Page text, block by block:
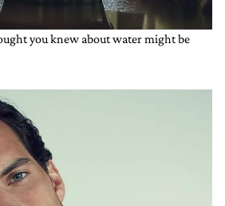
COMPARTIR
MARCAR
COMO
INAPROPIADO